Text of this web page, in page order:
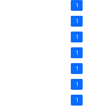
1
1
1
1
1
1
1